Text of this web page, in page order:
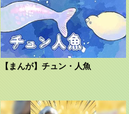
【まんが】チュン・人魚